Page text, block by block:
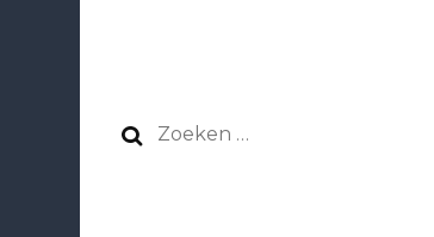
Zoeken